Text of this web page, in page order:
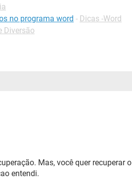
no programa word - Dicas -Word
Diversão
Mas, você quer recuperar o
entendi.